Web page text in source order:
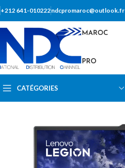
+212 641-010222ndcpromaroc@outlook.fr
CATÉGORIES